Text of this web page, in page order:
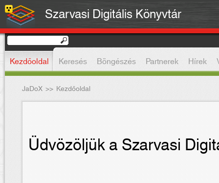
Szarvasi Digitális Könyvtár
Kezdőoldal Keresés Böngészés Partnerek Hírek
JaDoX >> Kezdőoldal
Üdvözöljük a Szarvasi